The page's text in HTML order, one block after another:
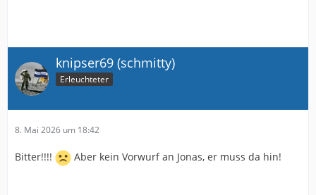
knipser69 (schmitty)
Erleuchteter
8. Mai 2026 um 18:42
Bitter!!!! Aber kein Vorwurf an Jonas, er muss da hin!